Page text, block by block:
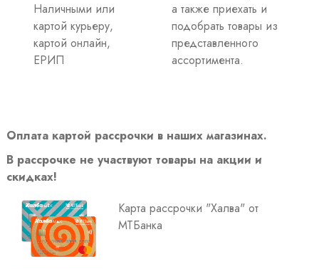
Наличными или
картой курьеру,
картой онлайн,
ЕРИП
а также приехать и
подобрать товары из
представленного
ассортимента.
Оплата картой рассрочки в наших магазинах.
В рассрочке не участвуют товары на акции и
скидках!
Карта рассрочки "Халва" от
МТБанка